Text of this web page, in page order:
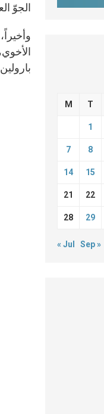
الجوّ
M T
1
7 8
14 15
21 22
28 29
« Jul Sep »